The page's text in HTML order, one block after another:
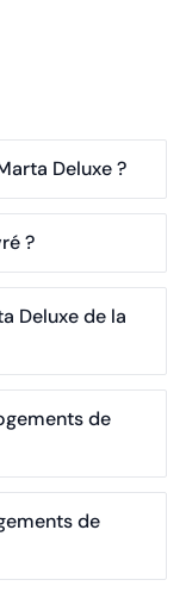
Deluxe ?
?
Deluxe de la
de
de